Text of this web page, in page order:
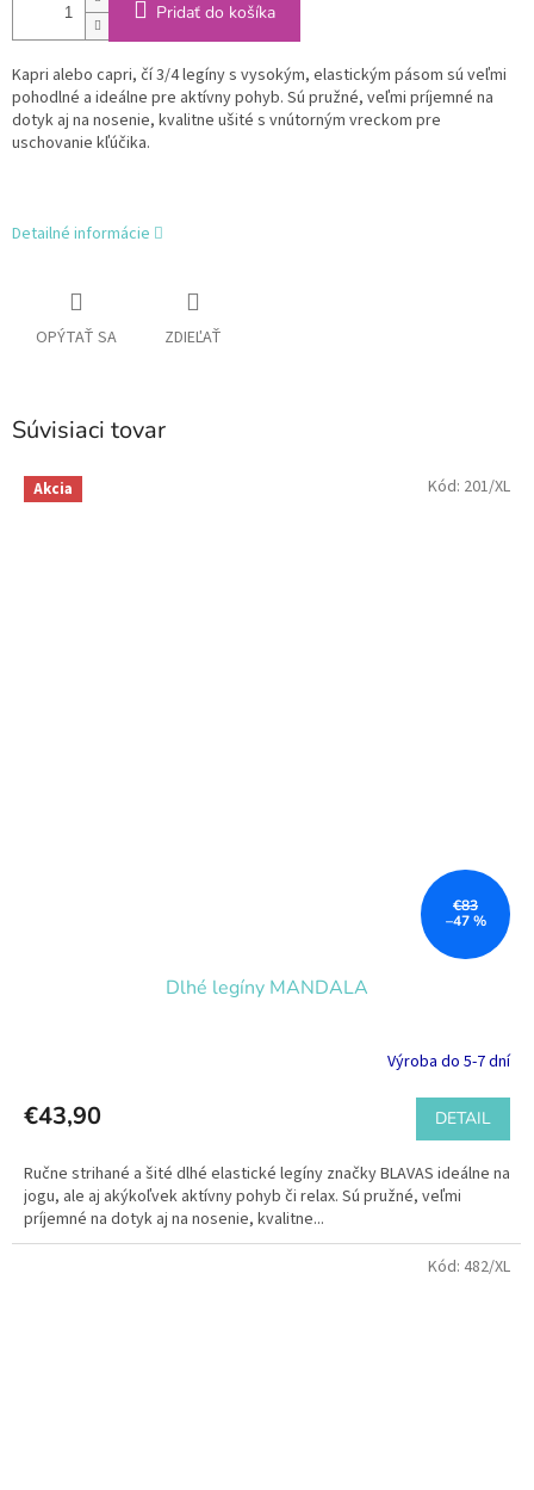
Pridať do košíka
Kapri alebo capri, čí 3/4 legíny s vysokým, elastickým pásom sú veľmi
pohodlné a ideálne pre aktívny pohyb. Sú pružné, veľmi príjemné na
dotyk aj na nosenie, kvalitne ušité s vnútorným vreckom pre
uschovanie kľúčika.
Detailné informácie
OPÝTAŤ SA ZDIEĽAŤ
Súvisiaci tovar
Akcia
€83
–47 %
Dlhé legíny MANDALA
Výroba do 5-7 dní
€43,90 DETAIL
Ručne strihané a šité dlhé elastické legíny značky BLAVAS ideálne na
jogu, ale aj akýkoľvek aktívny pohyb či relax. Sú pružné, veľmi
príjemné na dotyk aj na nosenie, kvalitne...
Kód: 201/XL
Kód: 482/XL